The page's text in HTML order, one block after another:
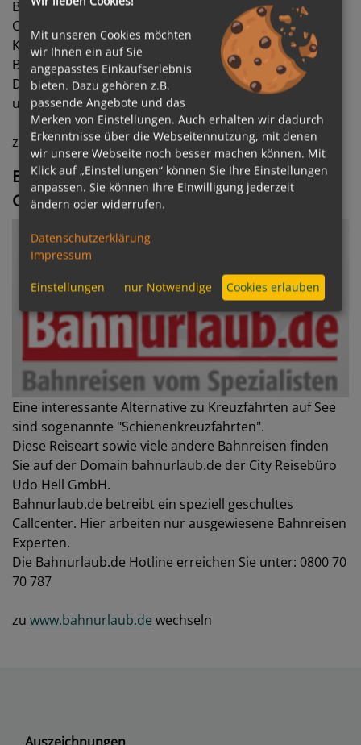
Becker GmbH.
Cluburlaub.de setzt wie wir auf hohe
Kundenzufriedenheit und stellt den Service und die
Beratung an erste Stelle.
Die Cluburlaub.de Experten erreichen Sie telefonisch
unter 06103 5969 32
zu www.cluburlaub.dewechseln
Bahnreisen von der City Reisebüro Udo Hell
GmbH
Eine interessante Alternative zu Kreuzfahrten auf See
sind sogenannte "Schienenkreuzfahrten".
Diese Reiseart sowie viele andere Bahnreisen finden
Sie auf der Domain bahnurlaub.de der City Reisebüro
Udo Hell GmbH.
Bahnurlaub.de betreibt ein speziell geschultes
Callcenter. Hier arbeiten nur ausgewiesene Bahnreisen
Experten.
Die Bahnurlaub.de Hotline erreichen Sie unter: 0800 70
70 787
zu www.bahnurlaub.de wechseln
Mit unseren Cookies möchten
wir Ihnen ein auf Sie
angepasstes Einkaufserlebnis
bieten. Dazu gehören z.B.
passende Angebote und das
Merken von Einstellungen. Auch erhalten wir dadurch
Erkenntnisse über die Webseitennutzung, mit denen
wir unsere Webseite noch besser machen können. Mit
Klick auf „Einstellungen“ können Sie Ihre Einstellungen
anpassen. Sie können Ihre Einwilligung jederzeit
ändern oder widerrufen.
Datenschutzerklärung
Impressum
Einstellungen nur Notwendige Cookies erlauben